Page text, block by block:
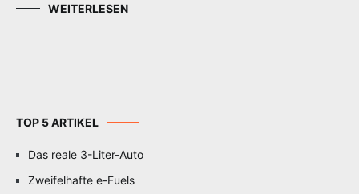
WEITERLESEN
TOP 5 ARTIKEL
Das reale 3-Liter-Auto
Zweifelhafte e-Fuels